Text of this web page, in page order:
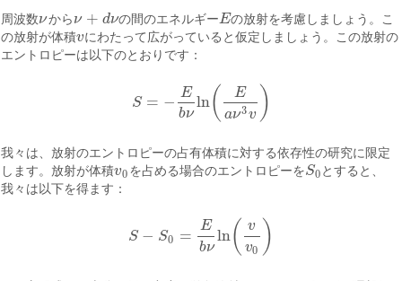
周波数ν
ν からν + dν
ν+dν の間のエネルギーE
E の放射を考慮しましょう。こ
の放射が体積v
vにわたって広がっていると仮定しましょう。この放射の
エントロピーは以下のとおりです：
S = −
E
bν
ln(
E
aν3v )
S =− Ebνln(E aν3v)
我々は、放射のエントロピーの占有体積に対する依存性の研究に限定
します。放射が体積v0
v0を占める場合のエントロピーをS0
S0とすると、
我々は以下を得ます：
S − S0 =
E
bν
ln(
v
v0 )
S−S 0=Ebνln(vv 0)